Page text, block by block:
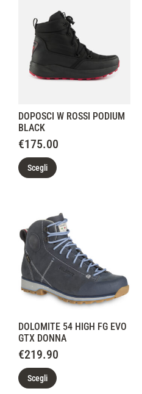
DOPOSCI W ROSSI PODIUM
BLACK
€175.00
Scegli
DOLOMITE 54 HIGH FG EVO
GTX DONNA
€219.90
Scegli